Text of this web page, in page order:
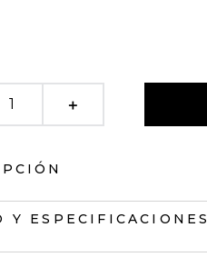
＋
Y ESPECIFICACIONES